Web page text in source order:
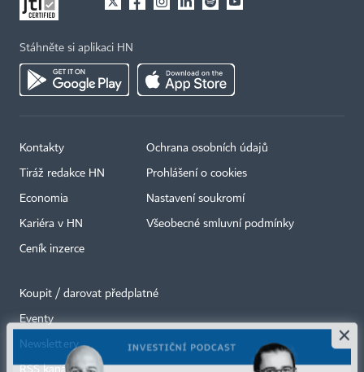
Stáhněte si aplikaci HN
Kontakty
Tiráž redakce HN
Economia
Kariéra v HN
Ceník inzerce
Ochrana osobních údajů
Prohlášení o cookies
Nastavení soukromí
Všeobecné smluvní podmínky
Koupit / darovat předplatné
Eventy
Newslettery
RSS kanály
×